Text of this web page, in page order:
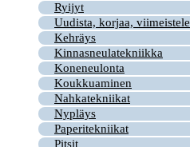
Ryijyt
Uudista, korjaa, viimeistele
Kehräys
Kinnasneulatekniikka
Koneneulonta
Koukkuaminen
Nahkatekniikat
Nypläys
Paperitekniikat
Pitsit